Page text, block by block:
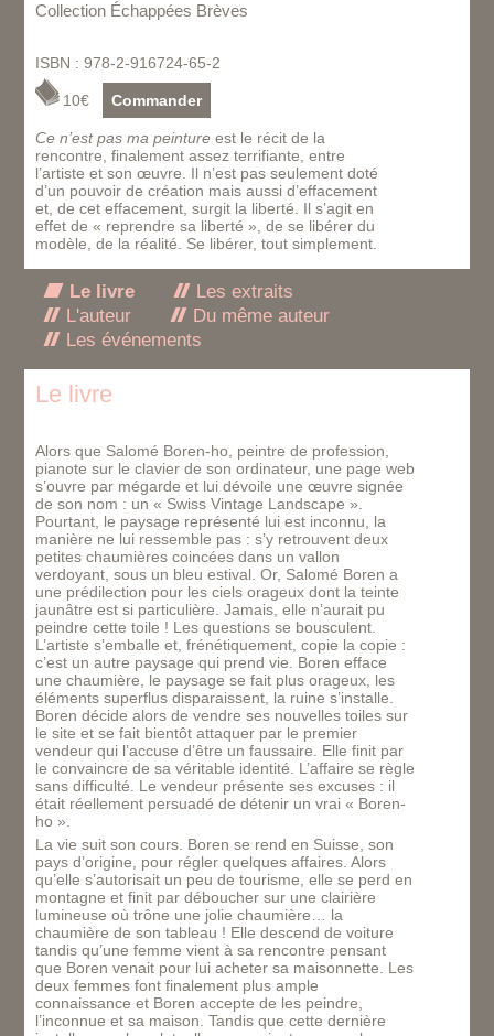
Collection Échappées Brèves
ISBN : 978-2-916724-65-2
10€ Commander
Ce n’est pas ma peinture est le récit de la
rencontre, finalement assez terrifiante, entre
l’artiste et son œuvre. Il n’est pas seulement doté
d’un pouvoir de création mais aussi d’effacement
et, de cet effacement, surgit la liberté. Il s’agit en
effet de « reprendre sa liberté », de se libérer du
modèle, de la réalité. Se libérer, tout simplement.
Le livre
Les extraits
L'auteur
Du même auteur
Les événements
Le livre
Alors que Salomé Boren-ho, peintre de profession,
pianote sur le clavier de son ordinateur, une page web
s’ouvre par mégarde et lui dévoile une œuvre signée
de son nom : un « Swiss Vintage Landscape ».
Pourtant, le paysage représenté lui est inconnu, la
manière ne lui ressemble pas : s’y retrouvent deux
petites chaumières coincées dans un vallon
verdoyant, sous un bleu estival. Or, Salomé Boren a
une prédilection pour les ciels orageux dont la teinte
jaunâtre est si particulière. Jamais, elle n’aurait pu
peindre cette toile ! Les questions se bousculent.
L’artiste s’emballe et, frénétiquement, copie la copie :
c’est un autre paysage qui prend vie. Boren efface
une chaumière, le paysage se fait plus orageux, les
éléments superflus disparaissent, la ruine s’installe.
Boren décide alors de vendre ses nouvelles toiles sur
le site et se fait bientôt attaquer par le premier
vendeur qui l’accuse d’être un faussaire. Elle finit par
le convaincre de sa véritable identité. L’affaire se règle
sans difficulté. Le vendeur présente ses excuses : il
était réellement persuadé de détenir un vrai « Boren-
ho ».
La vie suit son cours. Boren se rend en Suisse, son
pays d’origine, pour régler quelques affaires. Alors
qu’elle s’autorisait un peu de tourisme, elle se perd en
montagne et finit par déboucher sur une clairière
lumineuse où trône une jolie chaumière… la
chaumière de son tableau ! Elle descend de voiture
tandis qu’une femme vient à sa rencontre pensant
que Boren venait pour lui acheter sa maisonnette. Les
deux femmes font finalement plus ample
connaissance et Boren accepte de les peindre,
l’inconnue et sa maison. Tandis que cette dernière